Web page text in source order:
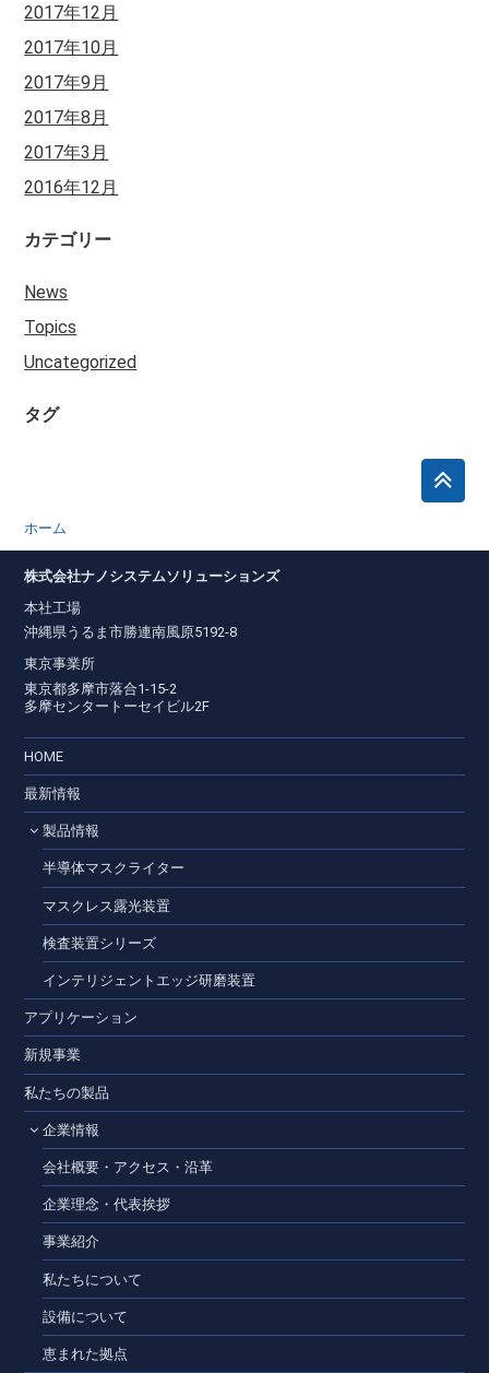
2017年12月
2017年10月
2017年9月
2017年8月
2017年3月
2016年12月
カテゴリー
News
Topics
Uncategorized
タグ
ホーム
株式会社ナノシステムソリューションズ
本社工場
沖縄県うるま市勝連南風原5192-8
東京事業所
東京都多摩市落合1-15-2
多摩センタートーセイビル2F
HOME
最新情報
製品情報
半導体マスクライター
マスクレス露光装置
検査装置シリーズ
インテリジェントエッジ研磨装置
アプリケーション
新規事業
私たちの製品
企業情報
会社概要・アクセス・沿革
企業理念・代表挨拶
事業紹介
私たちについて
設備について
恵まれた拠点